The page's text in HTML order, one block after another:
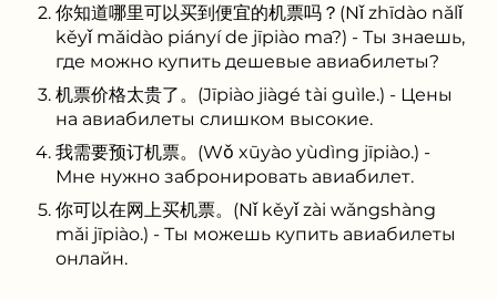
你知道哪里可以买到便宜的机票吗？(Nǐ zhīdào nǎlǐ
kěyǐ mǎidào piányí de jīpiào ma?) - Ты знаешь,
где можно купить дешевые авиабилеты?
机票价格太贵了。(Jīpiào jiàgé tài guìle.) - Цены
на авиабилеты слишком высокие.
我需要预订机票。(Wǒ xūyào yùdìng jīpiào.) -
Мне нужно забронировать авиабилет.
你可以在网上买机票。(Nǐ kěyǐ zài wǎngshàng
mǎi jīpiào.) - Ты можешь купить авиабилеты
онлайн.